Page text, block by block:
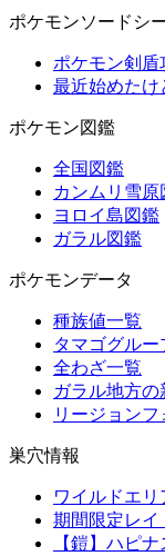
ポケモンソードシ
ポケモン剣盾
最近始めたけ
ポケモン図鑑
全国図鑑
カンムリ雪原
ヨロイ島図鑑
ガラル図鑑
ポケモンデータ
種族値一覧
タマゴグル
全わざ一覧
ガラル地方
リージョンフ
巣穴情報
ワイルドエリ
期間限定レイ
【鎧】ハピ